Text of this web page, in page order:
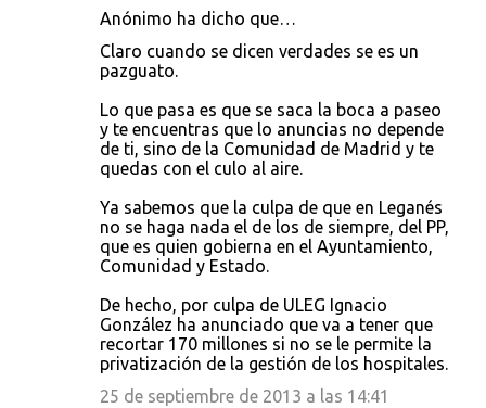
Anónimo ha dicho que…
Claro cuando se dicen verdades se es un
pazguato.
Lo que pasa es que se saca la boca a paseo
y te encuentras que lo anuncias no depende
de ti, sino de la Comunidad de Madrid y te
quedas con el culo al aire.
Ya sabemos que la culpa de que en Leganés
no se haga nada el de los de siempre, del PP,
que es quien gobierna en el Ayuntamiento,
Comunidad y Estado.
De hecho, por culpa de ULEG Ignacio
González ha anunciado que va a tener que
recortar 170 millones si no se le permite la
privatización de la gestión de los hospitales.
25 de septiembre de 2013 a las 14:41